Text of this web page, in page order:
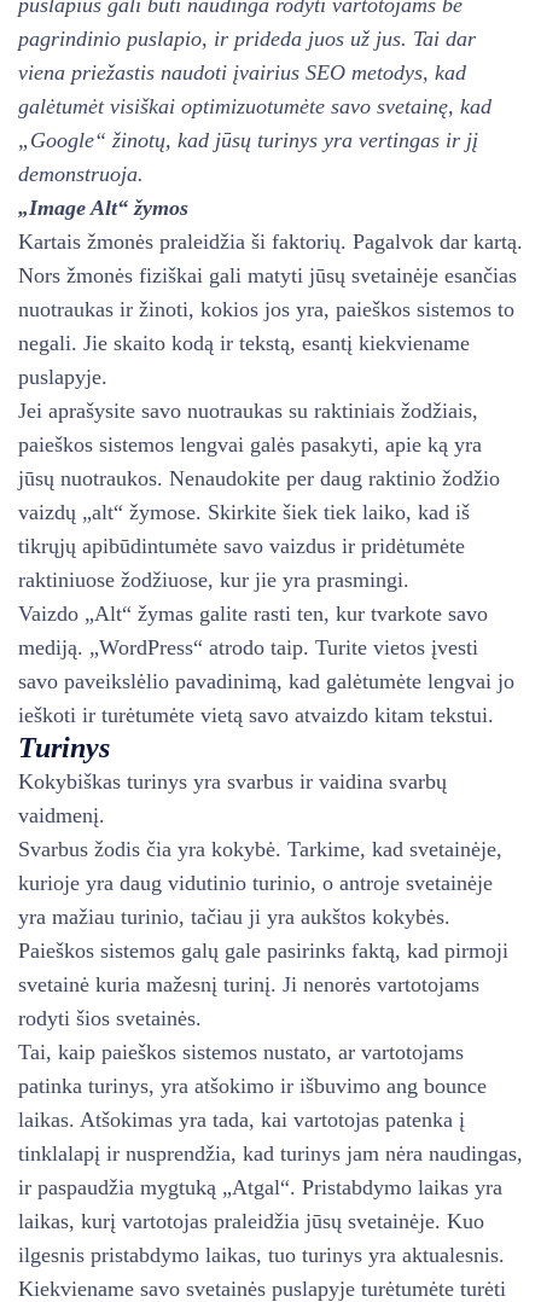
puslapius gali būti naudinga rodyti vartotojams be
pagrindinio puslapio, ir prideda juos už jus. Tai dar
viena priežastis naudoti įvairius SEO metodys, kad
galėtumėt visiškai optimizuotumėte savo svetainę, kad
„Google“ žinotų, kad jūsų turinys yra vertingas ir jį
demonstruoja.
„Image Alt“ žymos
Kartais žmonės praleidžia ši faktorių. Pagalvok dar kartą.
Nors žmonės fiziškai gali matyti jūsų svetainėje esančias
nuotraukas ir žinoti, kokios jos yra, paieškos sistemos to
negali. Jie skaito kodą ir tekstą, esantį kiekviename
puslapyje.
Jei aprašysite savo nuotraukas su raktiniais žodžiais,
paieškos sistemos lengvai galės pasakyti, apie ką yra
jūsų nuotraukos. Nenaudokite per daug raktinio žodžio
vaizdų „alt“ žymose. Skirkite šiek tiek laiko, kad iš
tikrųjų apibūdintumėte savo vaizdus ir pridėtumėte
raktiniuose žodžiuose, kur jie yra prasmingi.
Vaizdo „Alt“ žymas galite rasti ten, kur tvarkote savo
mediją. „WordPress“ atrodo taip. Turite vietos įvesti
savo paveikslėlio pavadinimą, kad galėtumėte lengvai jo
ieškoti ir turėtumėte vietą savo atvaizdo kitam tekstui.
Turinys
Kokybiškas turinys yra svarbus ir vaidina svarbų
vaidmenį.
Svarbus žodis čia yra kokybė. Tarkime, kad svetainėje,
kurioje yra daug vidutinio turinio, o antroje svetainėje
yra mažiau turinio, tačiau ji yra aukštos kokybės.
Paieškos sistemos galų gale pasirinks faktą, kad pirmoji
svetainė kuria mažesnį turinį. Ji nenorės vartotojams
rodyti šios svetainės.
Tai, kaip paieškos sistemos nustato, ar vartotojams
patinka turinys, yra atšokimo ir išbuvimo ang bounce
laikas. Atšokimas yra tada, kai vartotojas patenka į
tinklalapį ir nusprendžia, kad turinys jam nėra naudingas,
ir paspaudžia mygtuką „Atgal“. Pristabdymo laikas yra
laikas, kurį vartotojas praleidžia jūsų svetainėje. Kuo
ilgesnis pristabdymo laikas, tuo turinys yra aktualesnis.
Kiekviename savo svetainės puslapyje turėtumėte turėti